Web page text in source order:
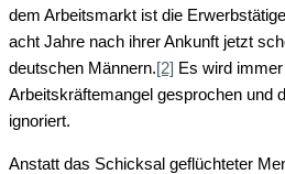
dem Arbeitsmarkt ist die
acht Jahre nach ihrer Ankunft jetzt
deutschen Männern.[2] Es wird
Arbeitskräftemangel gesprochen und
ignoriert.
Anstatt das Schicksal geflüchteter